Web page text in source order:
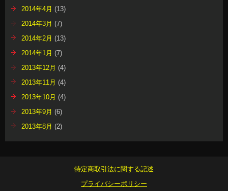
2014年4月 (13)
2014年3月 (7)
2014年2月 (13)
2014年1月 (7)
2013年12月 (4)
2013年11月 (4)
2013年10月 (4)
2013年9月 (6)
2013年8月 (2)
特定商取引法に関する記述
プライバシーポリシー